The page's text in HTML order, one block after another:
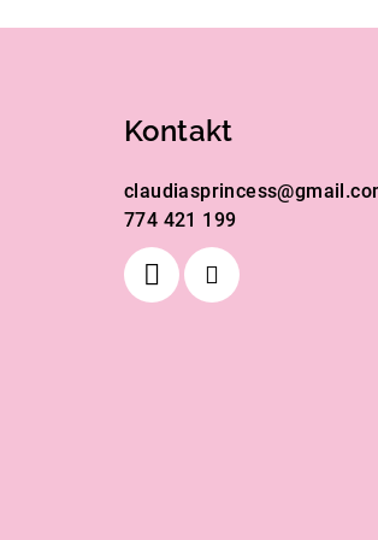
Kontakt
claudiasprincess@
774 421 199